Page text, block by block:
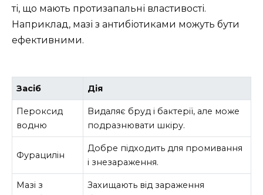
ті, що мають протизапальні властивості.
Наприклад, мазі з антибіотиками можуть бути
ефективними.
Засіб Дія
Пероксид
водню
Видаляє бруд і бактерії, але може
подразнювати шкіру.
Фурацилін
Добре підходить для промивання
і знезараження.
Мазі з
Захищають від зараження